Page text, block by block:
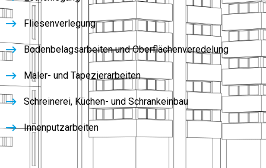
Fliesenverlegung
Bodenbelagsarbeiten und Oberflächenveredelung
Maler- und Tapezierarbeiten
Schreinerei, Küchen- und Schrankeinbau
Innenputzarbeiten